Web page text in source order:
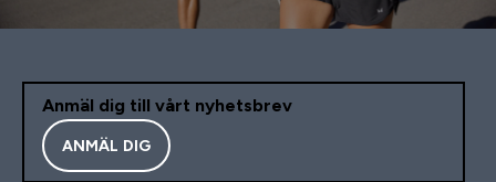
Anmäl dig till vårt nyhetsbrev
ANMÄL DIG